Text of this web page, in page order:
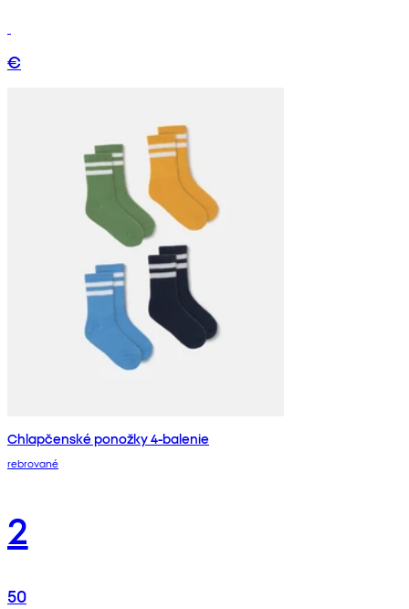
€
Chlapčenské ponožky 4-balenie
rebrované
2
50